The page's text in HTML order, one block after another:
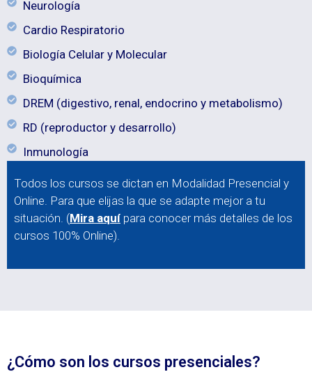
Neurología
Cardio Respiratorio
Biología Celular y Molecular
Bioquímica
DREM (digestivo, renal, endocrino y metabolismo)
RD (reproductor y desarrollo)
Inmunología
Todos los cursos se dictan en Modalidad Presencial y
Online. Para que elijas la que se adapte mejor a tu
situación. (Mira aquí para conocer más detalles de los
cursos 100% Online).
¿Cómo son los cursos presenciales?